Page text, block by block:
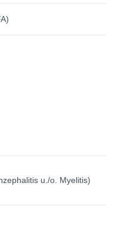
u./o. Myelitis)